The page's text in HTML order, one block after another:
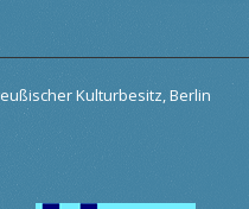
Kulturbesitz, Berlin